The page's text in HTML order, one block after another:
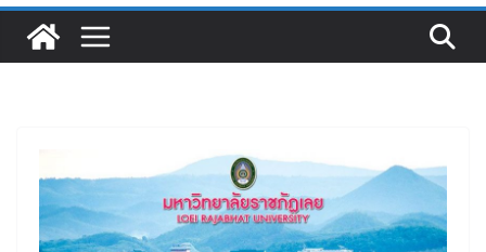
นักเรียนมัธยมปลายค้นหาสาขาวิชาในฝัน สู่อนาคตที่ใช่